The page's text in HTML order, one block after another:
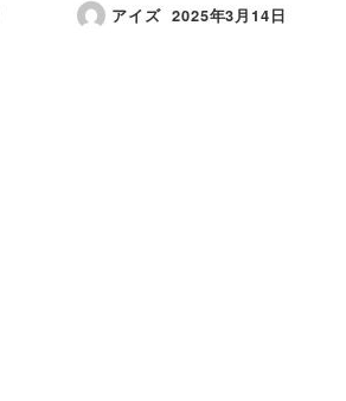
アイズ 2025年3月14日